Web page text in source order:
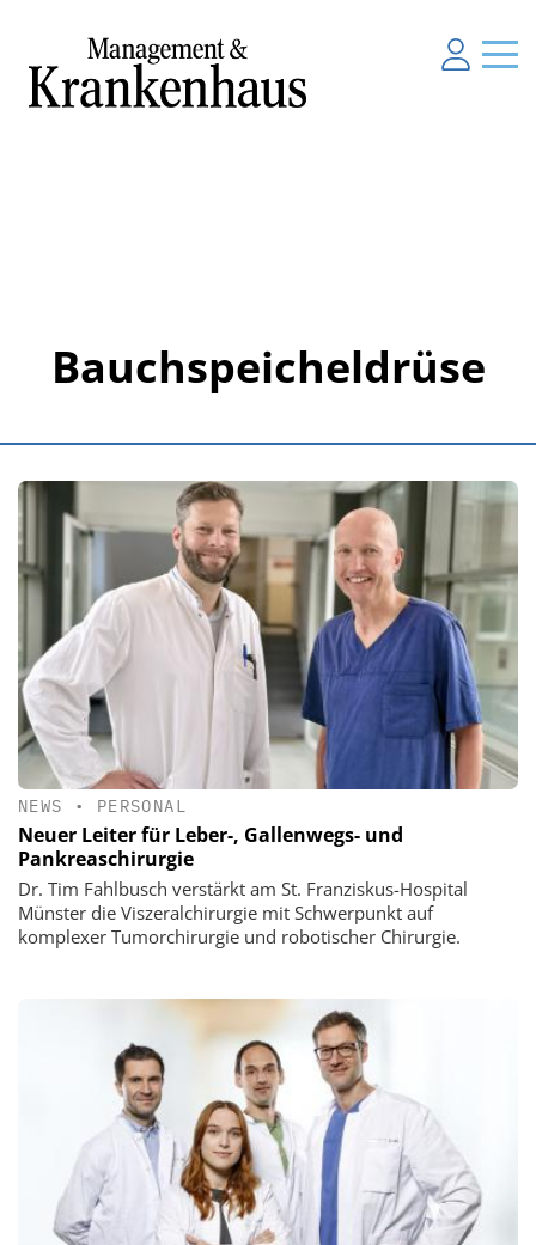
Bauchspeicheldrüse
NEWS • PERSONAL
Neuer Leiter für Leber-, Gallenwegs- und
Pankreaschirurgie
Dr. Tim Fahlbusch verstärkt am St. Franziskus-Hospital
Münster die Viszeralchirurgie mit Schwerpunkt auf
komplexer Tumorchirurgie und robotischer Chirurgie.